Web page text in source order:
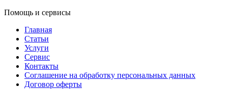
Помощь и сервисы
Главная
Статьи
Услуги
Сервис
Контакты
Соглашение на обработку персональных данных
Договор оферты